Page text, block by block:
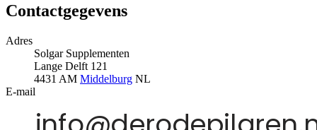
Contactgegevens
Adres
Solgar Supplementen
Lange Delft 121
4431 AM Middelburg NL
E-mail